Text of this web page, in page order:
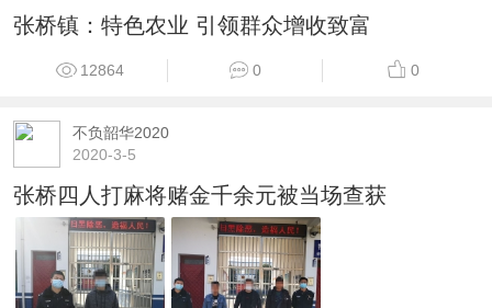
张桥镇：特色农业 引领群众增收致富
12864 0 0
不负韶华2020
2020-3-5
张桥四人打麻将赌金千余元被当场查获